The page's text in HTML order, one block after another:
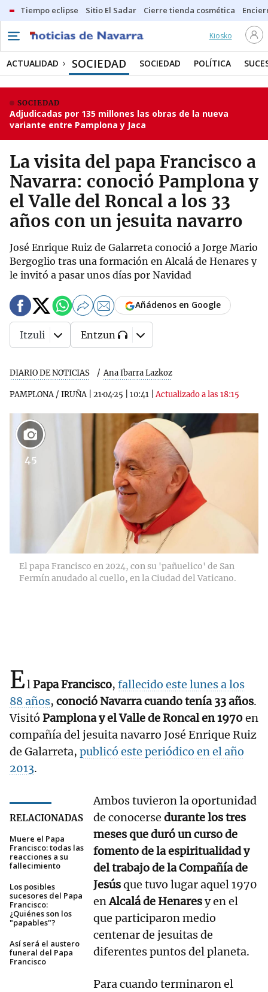
Tiempo eclipse Sitio El Sadar Cierre tienda cosmética
Kiosko
ACTUALIDAD SOCIEDAD SOCIEDAD POLÍTICA
SOCIEDAD
Adjudicadas por 135 millones las obras de la nueva
variante entre Pamplona y Jaca
La visita del papa Francisco a
Navarra: conoció Pamplona y
el Valle del Roncal a los 33
años con un jesuita navarro
José Enrique Ruiz de Galarreta conoció a Jorge Mario
Bergoglio tras una formación en Alcalá de Henares y
le invitó a pasar unos días por Navidad
DIARIO DE NOTICIAS Ana Ibarra Lazkoz
PAMPLONA / IRUÑA| 21·04·25 10:41 |Actualizado a las 18:15
Añádenos en Google
Itzuli Entzun
45
El papa Francisco en 2024, con su 'pañuelico' de San
Fermín anudado al cuello, en la Ciudad del Vaticano.
ElPapa Francisco, fallecido este lunes a los
88 años, conoció Navarra cuando tenía 33 años.
Visitó Pamplona y el Valle de Roncal en 1970en
compañía del jesuita navarro José Enrique Ruiz
de Galarreta, publicó este periódico en el año
2013.
RELACIONADAS
Muere el Papa
Francisco: todas las
reacciones a su
fallecimiento
Los posibles
sucesores del Papa
Francisco:
¿Quiénes son los
"papables"?
Así será el austero
funeral del Papa
Francisco
Ambos tuvieron la oportunidad
de conocerse durante los tres
meses que duró un curso de
fomento de la espiritualidad y
del trabajo de la Compañía de
Jesúsque tuvo lugar aquel 1970
enAlcalá de Henaresy en el
que participaron medio
centenar de jesuitas de
diferentes puntos del planeta.
Para cuando terminaron el